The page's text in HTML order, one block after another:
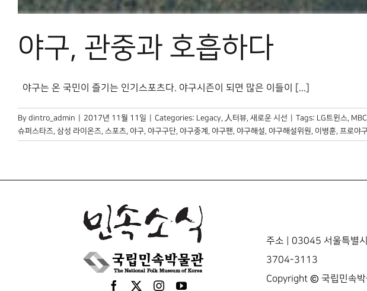
야구, 관중과 호흡하다
야구는 온 국민이 즐기는 인기스포츠다. 야구시즌이 되면 많은 이들이 [...]
By dintro_admin 2017년 11월 11일 Categories: Legacy, 人터뷰, 새로운 시선 Tags: LG트윈스,
슈퍼스타즈, 삼성 라이온즈, 스포츠, 야구, 야구구단, 야구중계 , 야구팬, 야구해설, 야구해설위원, 이병훈, 프로야
주소 | 03045 서울특별
3704-3113
Copyright © 국립민속박